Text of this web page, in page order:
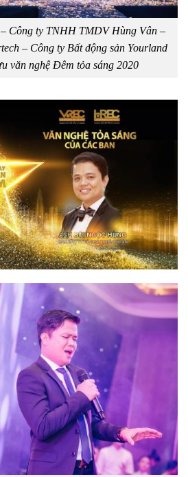
Công ty TNHH TMDV Hùng Vân –
– Công ty Bất động sản Yourland
văn nghệ Đêm tỏa sáng 2020